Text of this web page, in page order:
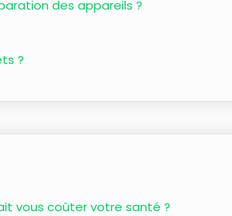
des appareils ?
?
vous coûter votre santé ?